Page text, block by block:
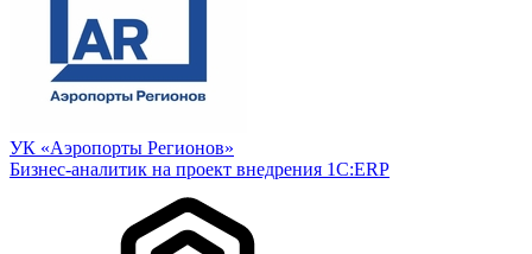
УК «Аэропорты Регионов»
Бизнес-аналитик на проект внедрения 1С:ERP